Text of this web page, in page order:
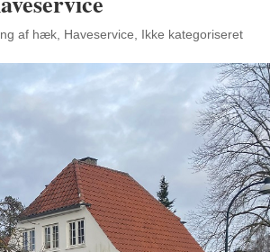
af hæk Haveservice Ikke kategoriseret